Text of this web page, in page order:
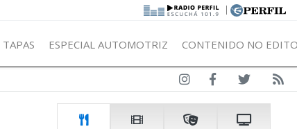
|
TAPAS ESPECIAL AUTOMOTRIZ CONTENIDO NO